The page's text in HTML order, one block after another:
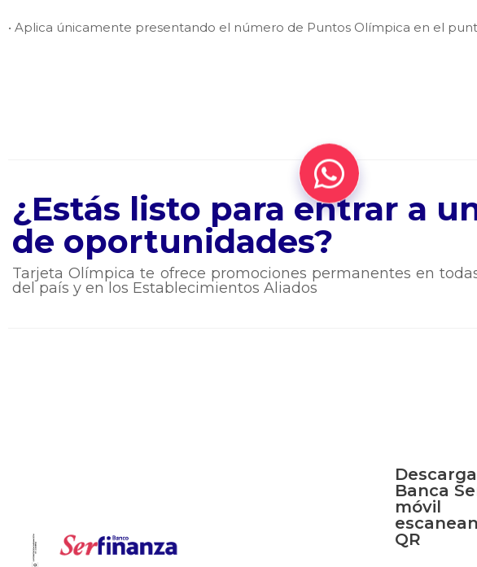
• Aplica únicamente presentando el número de Puntos Olímpica en el
¿Estás listo para entrar a
de oportunidades?
Tarjeta Olímpica te ofrece promociones permanentes en
del país y en los Establecimientos Aliados
Banca
móvil
QR